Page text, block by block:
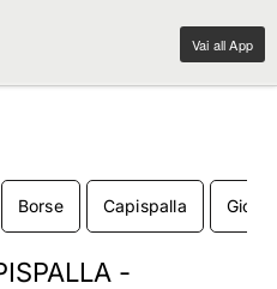
Vai all App
Borse Capispalla Gioielli
-